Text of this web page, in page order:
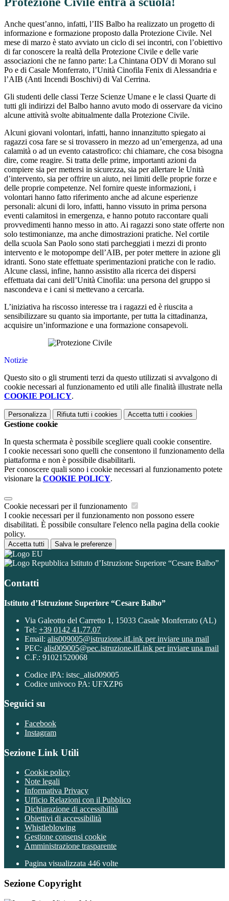
Anche quest’anno, infatti, l’IIS Balbo ha realizzato un progetto di
informazione e formazione proposto dalla Protezione Civile. Nel
mese di marzo è stato avviato un ciclo di sei incontri, con l’obiettivo
di far conoscere la realtà della Protezione Civile e delle varie
associazioni che ne fanno parte: La Chintana ODV di Morano sul
Po e di Casale Monferrato, l’Unità Cinofila Fenix di Alessandria e
l’AIB (Anti Incendi Boschivi) di Val Cerrina.
Gli studenti delle classi Terze Scienze Umane e le classi Quarte di
tutti gli indirizzi del Balbo hanno avuto modo di osservare da vicino
alcune attività svolte abitualmente dalla Protezione Civile.
Alcuni giovani volontari, infatti, hanno innanzitutto spiegato ai
ragazzi cosa fare se si trovassero in mezzo ad un’emergenza, ad una
calamità o ad un evento catastrofico: chi chiamare, che cosa bisogna
dire, come reagire. Si tratta delle prime, importanti azioni da
compiere sia per mettersi in sicurezza, sia per allertare le Unità
d’intervento, sia per offrire un aiuto, nei limiti delle proprie forze e
delle proprie competenze. Nel fornire queste informazioni, i
volontari hanno fatto riferimento anche ad alcune esperienze
personali: alcuni di loro, infatti, hanno vissuto in prima persona
eventi calamitosi in emergenza, e hanno potuto raccontare quali
provvedimenti hanno messo in atto. Ai ragazzi sono state offerte non
solo testimonianze, ma anche dimostrazioni pratiche. Nel cortile
della scuola San Paolo sono stati parcheggiati i mezzi di pronto
intervento e le motopompe dell’AIB, per poter mettere in azione gli
idranti. Sono state effettuate sperimentazioni pratiche con le radio.
Alcune classi, infine, hanno assistito alla ricerca dei dispersi
effettuata dai cani dell’Unità Cinofila: una persona del gruppo si
nascondeva e i cani si mettevano a cercarla.
L’iniziativa ha riscosso interesse tra i ragazzi ed è riuscita a
sensibilizzare su quanto sia importante, per tutta la cittadinanza,
acquisire un’informazione e una formazione consapevoli.
Notizie
Questo sito o gli strumenti terzi da questo utilizzati si avvalgono di
cookie necessari al funzionamento ed utili alle finalità illustrate nella
COOKIE POLICY.
Personalizza Rifiuta tutti i cookies Accetta tutti i cookies
Gestione cookie
In questa schermata è possibile scegliere quali cookie consentire.
I cookie necessari sono quelli che consentono il funzionamento della
piattaforma e non è possibile disabilitarli.
Per conoscere quali sono i cookie necessari al funzionamento potete
visionare la COOKIE POLICY.
Cookie necessari per il funzionamento
I cookie necessari per il funzionamento non possono essere
disabilitati. È possibile consultare l'elenco nella pagina della cookie
policy.
Accetta tutti Salva le preferenze
Istituto d’Istruzione Superiore “Cesare Balbo”
Contatti
Istituto d’Istruzione Superiore “Cesare Balbo”
Via Galeotto del Carretto 1, 15033 Casale Monferrato (AL)
Tel: +39 0142 41.77.07
Email: alis009005@istruzione.itLink per inviare una mail
PEC: alis009005@pec.istruzione.itLink per inviare una mail
C.F.: 91021520068
Codice iPA: istsc_alis009005
Codice univoco PA: UFXZP6
Seguici su
Facebook
Instagram
Sezione Link Utili
Cookie policy
Note legali
Informativa Privacy
Ufficio Relazioni con il Pubblico
Dichiarazione di accessibilità
Obiettivi di accessibilità
Whistleblowing
Gestione consensi cookie
Amministrazione trasparente
Pagina visualizzata 446 volte
Sezione Copyright